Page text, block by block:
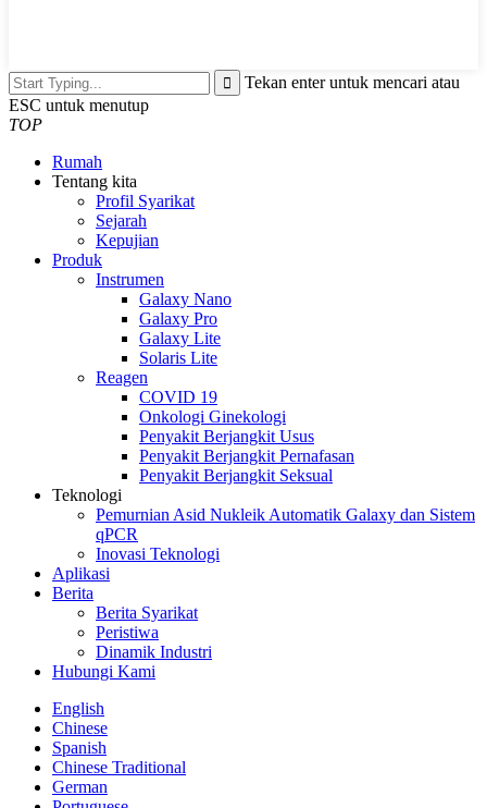
Tekan enter untuk mencari atau
ESC untuk menutup
TOP
Rumah
Tentang kita
Profil Syarikat
Sejarah
Kepujian
Produk
Instrumen
Galaxy Nano
Galaxy Pro
Galaxy Lite
Solaris Lite
Reagen
COVID 19
Onkologi Ginekologi
Penyakit Berjangkit Usus
Penyakit Berjangkit Pernafasan
Penyakit Berjangkit Seksual
Teknologi
Pemurnian Asid Nukleik Automatik Galaxy dan Sistem
qPCR
Inovasi Teknologi
Aplikasi
Berita
Berita Syarikat
Peristiwa
Dinamik Industri
Hubungi Kami
English
Chinese
Spanish
Chinese Traditional
German